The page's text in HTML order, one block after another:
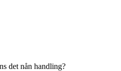
det nån handling?